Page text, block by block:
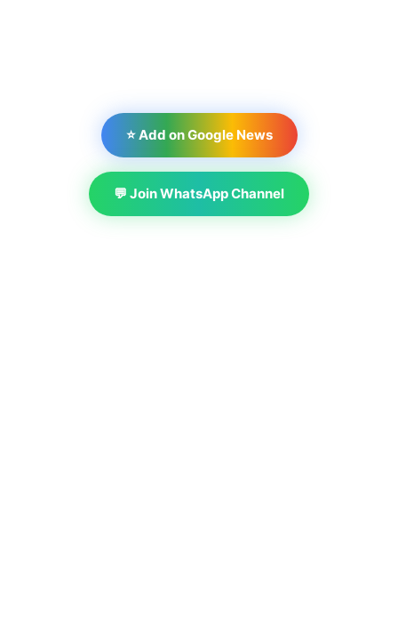
⭐ Add on Google News
💬 Join WhatsApp Channel